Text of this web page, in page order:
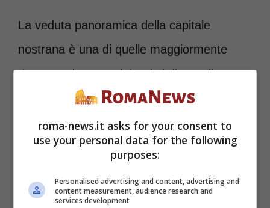
La veduta panoramica della capitale
nostrana è una di quelle maggiormente
ricercate da parte dei turisti di tutto il
mondo. Ma anche per chi vive in città sono
molto adatti, visto che ogni giorno è una
meraviglia passeggiare fra le antiche rovine
sulla faccia della terra, ma meglio ancora
roma-news.it asks for your consent to
use your personal data for the following
purposes:
Personalised advertising and content, advertising and
content measurement, audience research and
services development